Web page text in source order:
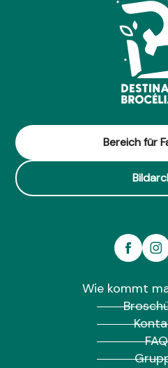
Bereich für
Wie kommt
FAQ